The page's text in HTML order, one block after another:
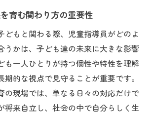
育む関わり方の重要性
どもと関わる際、児童指導員がどのよ
うかは、子ども達の未来に大きな影響
も一人ひとりが持つ個性や特性を理解
期的な視点で見守ることが重要です。
の現場では、単なる日々の対応だけで
将来自立し、社会の中で自分らしく生